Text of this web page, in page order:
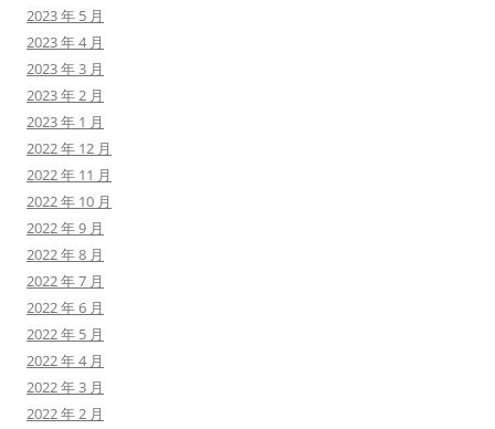
2023 年 5 月
2023 年 4 月
2023 年 3 月
2023 年 2 月
2023 年 1 月
2022 年 12 月
2022 年 11 月
2022 年 10 月
2022 年 9 月
2022 年 8 月
2022 年 7 月
2022 年 6 月
2022 年 5 月
2022 年 4 月
2022 年 3 月
2022 年 2 月